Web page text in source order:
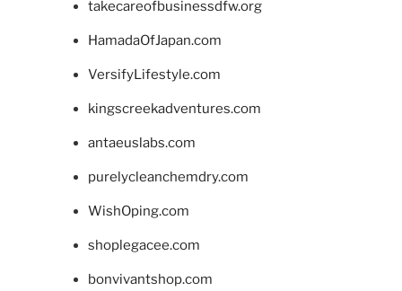
takecareofbusinessdfw.org
HamadaOfJapan.com
VersifyLifestyle.com
kingscreekadventures.com
antaeuslabs.com
purelycleanchemdry.com
WishOping.com
shoplegacee.com
bonvivantshop.com